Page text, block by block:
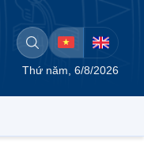
Thứ năm, 6/8/2026